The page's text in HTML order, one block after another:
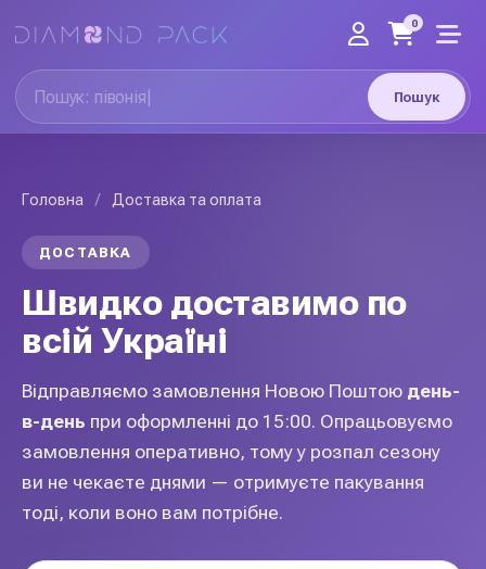
Пошук
0
Головна / Доставка та оплата
ДОСТАВКА
Швидко доставимо по
всій Україні
Відправляємо замовлення Новою Поштою день-
в-день при оформленні до 15:00. Опрацьовуємо
замовлення оперативно, тому у розпал сезону
ви не чекаєте днями — отримуєте пакування
тоді, коли воно вам потрібне.